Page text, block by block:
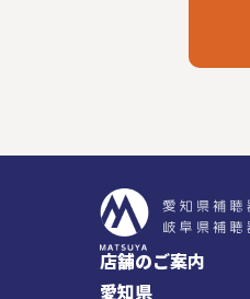
店舗のご案内
愛知県